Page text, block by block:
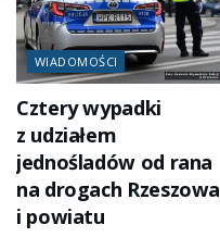
WIADOMOŚCI
Cztery wypadki
z udziałem
jednośladów od rana
na drogach Rzeszowa
i powiatu